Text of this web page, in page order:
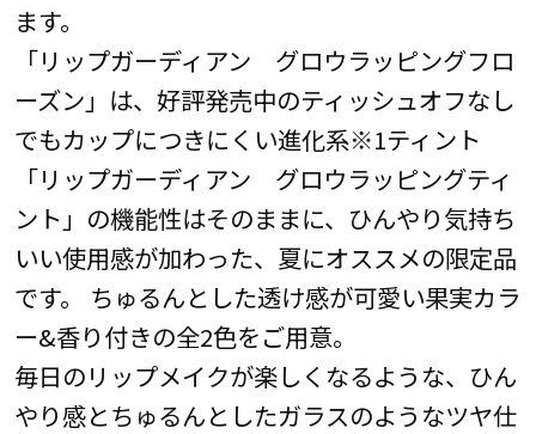
ます。
「リップガーディアン グロウラッピングフロ
ーズン」は、好評発売中のティッシュオフなし
でもカップにつきにくい進化系※1ティント
「リップガーディアン グロウラッピングティ
ント」の機能性はそのままに、ひんやり気持ち
いい使用感が加わった、夏にオススメの限定品
です。 ちゅるんとした透け感が可愛い果実カラ
ー&香り付きの全2色をご用意。
毎日のリップメイクが楽しくなるような、ひん
やり感とちゅるんとしたガラスのようなツヤ仕